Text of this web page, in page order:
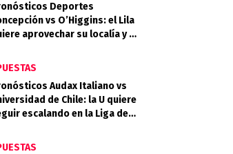
Deportes
vs O’Higgins: el Lila
aprovechar su localía y el
Audax Italiano vs
de Chile: la U quiere
escalando en la Liga de